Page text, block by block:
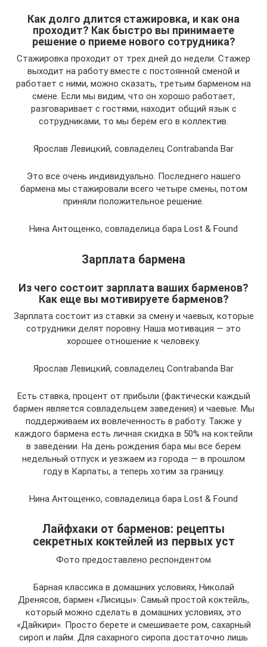
Как долго длится стажировка, и как она
проходит? Как быстро вы принимаете
решение о приеме нового сотрудника?
Стажировка проходит от трех дней до недели. Стажер
выходит на работу вместе с постоянной сменой и
работает с ними, можно сказать, третьим барменом на
смене. Если мы видим, что он хорошо работает,
разговаривает с гостями, находит общий язык с
сотрудниками, то мы берем его в коллектив.
Ярослав Левицкий, совладелец Contrabanda Bar
Это все очень индивидуально. Последнего нашего
бармена мы стажировали всего четыре смены, потом
приняли положительное решение.
Нина Антощенко, совладелица бара Lost & Found
Зарплата бармена
Из чего состоит зарплата ваших барменов?
Как еще вы мотивируете барменов?
Зарплата состоит из ставки за смену и чаевых, которые
сотрудники делят поровну. Наша мотивация — это
хорошее отношение к человеку.
Ярослав Левицкий, совладелец Contrabanda Bar
Есть ставка, процент от прибыли (фактически каждый
бармен является совладельцем заведения) и чаевые. Мы
поддерживаем их вовлеченность в работу. Также у
каждого бармена есть личная скидка в 50% на коктейли
в заведении. На день рождения бара мы все берем
недельный отпуск и уезжаем из города — в прошлом
году в Карпаты, а теперь хотим за границу.
Нина Антощенко, совладелица бара Lost & Found
Лайфхаки от барменов: рецепты
секретных коктейлей из первых уст
Фото предоставлено респондентом
Барная классика в домашних условиях, Николай
Дренясов, бармен «Лисицы»: Самый простой коктейль,
который можно сделать в домашних условиях, это
«Дайкири». Просто берете и смешиваете ром, сахарный
сироп и лайм. Для сахарного сиропа достаточно лишь